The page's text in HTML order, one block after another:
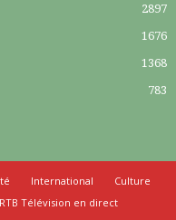
2897
1676
1368
783
International
Culture
RTB Télévision en direct